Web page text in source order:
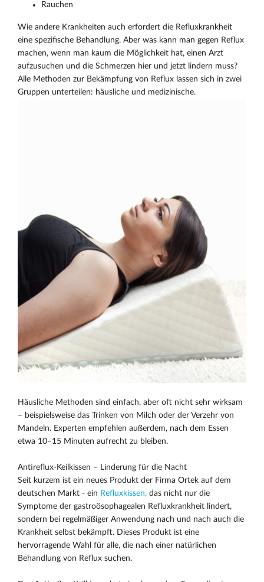
Rauchen
Wie andere Krankheiten auch erfordert die Refluxkrankheit
eine spezifische Behandlung. Aber was kann man gegen Reflux
machen, wenn man kaum die Möglichkeit hat, einen Arzt
aufzusuchen und die Schmerzen hier und jetzt lindern muss?
Alle Methoden zur Bekämpfung von Reflux lassen sich in zwei
Gruppen unterteilen: häusliche und medizinische.
Häusliche Methoden sind einfach, aber oft nicht sehr wirksam
– beispielsweise das Trinken von Milch oder der Verzehr von
Mandeln. Experten empfehlen außerdem, nach dem Essen
etwa 10–15 Minuten aufrecht zu bleiben.
Antireflux-Keilkissen – Linderung für die Nacht
Seit kurzem ist ein neues Produkt der Firma Ortek auf dem
deutschen Markt - ein Refluxkissen, das nicht nur die
Symptome der gastroösophagealen Refluxkrankheit lindert,
sondern bei regelmäßiger Anwendung nach und nach auch die
Krankheit selbst bekämpft. Dieses Produkt ist eine
hervorragende Wahl für alle, die nach einer natürlichen
Behandlung von Reflux suchen.